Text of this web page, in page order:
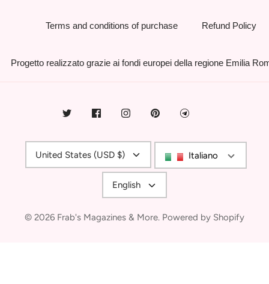
Terms and conditions of purchase Refund Policy
Progetto realizzato grazie ai fondi europei della regione Emilia
Currency
United States (USD $) Italiano
Language
English
© 2026 Frab's Magazines & More. Powered by Shopify